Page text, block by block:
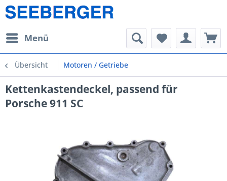
Menü
Übersicht Motoren / Getriebe
Kettenkastendeckel, passend für
Porsche 911 SC